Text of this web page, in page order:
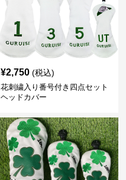
¥2,750 (税込)
花刺繍入り番号付き四点セット
ヘッドカバー